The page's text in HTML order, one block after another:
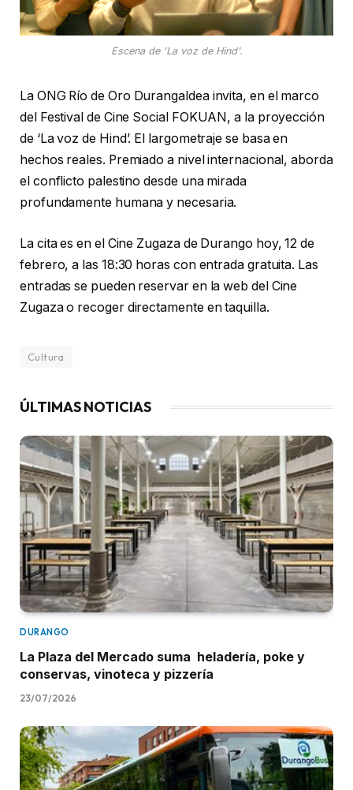
Escena de 'La voz de Hind'.
La ONG Río de Oro Durangaldea invita, en el marco
del Festival de Cine Social FOKUAN, a la proyección
de ‘La voz de Hind’. El largometraje se basa en
hechos reales. Premiado a nivel internacional, aborda
el conflicto palestino desde una mirada
profundamente humana y necesaria.
La cita es en el Cine Zugaza de Durango hoy, 12 de
febrero, a las 18:30 horas con entrada gratuita. Las
entradas se pueden reservar en la web del Cine
Zugaza o recoger directamente en taquilla.
Cultura
ÚLTIMAS NOTICIAS
DURANGO
La Plaza del Mercado suma heladería, poke y
conservas, vinoteca y pizzería
23/07/2026